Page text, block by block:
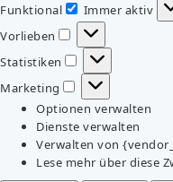
Funktional
Funktional
Immer aktiv
Vorlieben
Vorlieben
Statistiken
Statistiken
Marketing
Marketing
Optionen verwalten
Dienste verwalten
Verwalten von
Lese mehr über diese